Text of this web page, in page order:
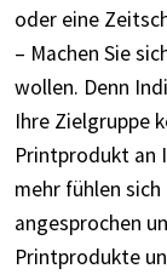
oder eine
– Machen Sie
wollen. Denn
Ihre Zielgruppe
Printprodukt an
mehr fühlen
angesprochen
Printprodukte